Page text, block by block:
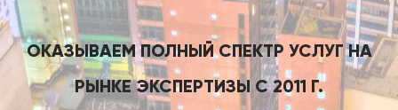
ОКАЗЫВАЕМ ПОЛНЫЙ СПЕКТР УСЛУГ НА
РЫНКЕ ЭКСПЕРТИЗЫ С 2011 Г.